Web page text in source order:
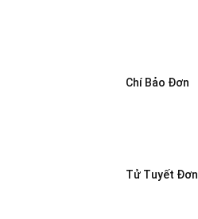
Chí Bảo Đơn
Tử Tuyết Đơn